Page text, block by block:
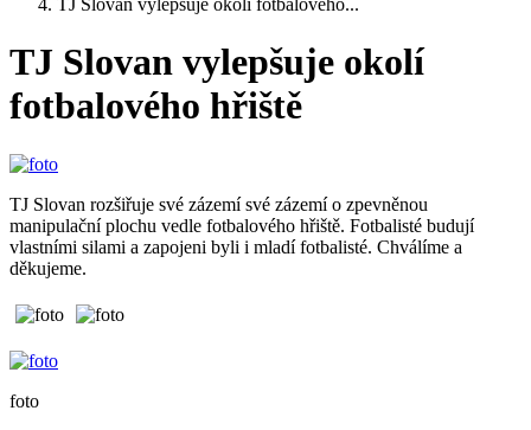
TJ Slovan vylepšuje okolí fotbalového...
TJ Slovan vylepšuje okolí
fotbalového hřiště
TJ Slovan rozšiřuje své zázemí své zázemí o zpevněnou
manipulační plochu vedle fotbalového hřiště. Fotbalisté budují
vlastními silami a zapojeni byli i mladí fotbalisté. Chválíme a
děkujeme.
foto